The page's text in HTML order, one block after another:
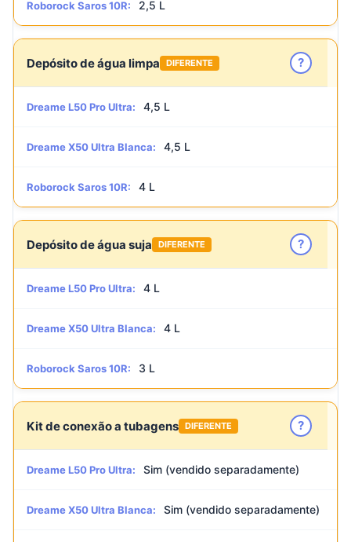
Roborock Saros 10R: 2,5 L
Depósito de água limpa DIFERENTE ?
Dreame L50 Pro Ultra: 4,5 L
Dreame X50 Ultra Blanca: 4,5 L
Roborock Saros 10R: 4 L
Depósito de água suja DIFERENTE ?
Dreame L50 Pro Ultra: 4 L
Dreame X50 Ultra Blanca: 4 L
Roborock Saros 10R: 3 L
Kit de conexão a tubagens DIFERENTE ?
Dreame L50 Pro Ultra: Sim (vendido separadamente)
Dreame X50 Ultra Blanca: Sim (vendido separadamente)